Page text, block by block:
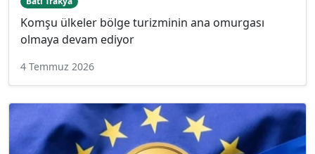
Komşu ülkeler bölge turizminin ana omurgası
olmaya devam ediyor
4 Temmuz 2026